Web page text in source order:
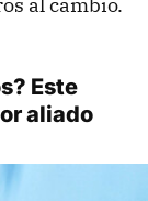
Este
aliado